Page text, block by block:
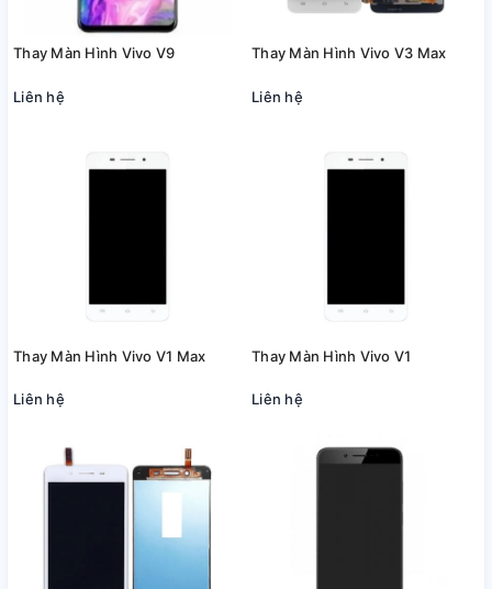
Thay Màn Hình Vivo V9
Liên hệ
Thay Màn Hình Vivo V3 Max
Liên hệ
Thay Màn Hình Vivo V1 Max
Liên hệ
Thay Màn Hình Vivo V1
Liên hệ